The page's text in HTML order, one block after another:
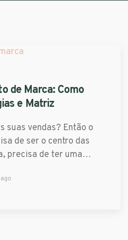
de Marca: Como
e Matriz
suas vendas? Então o
de ser o centro das
precisa de ter uma…